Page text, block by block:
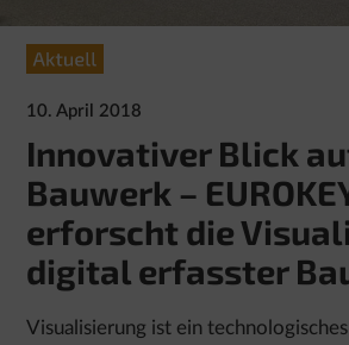
10. April 2018
Innovativer Blick
Bauwerk –
erforscht die
digital erfasster
Visualisierung ist ein